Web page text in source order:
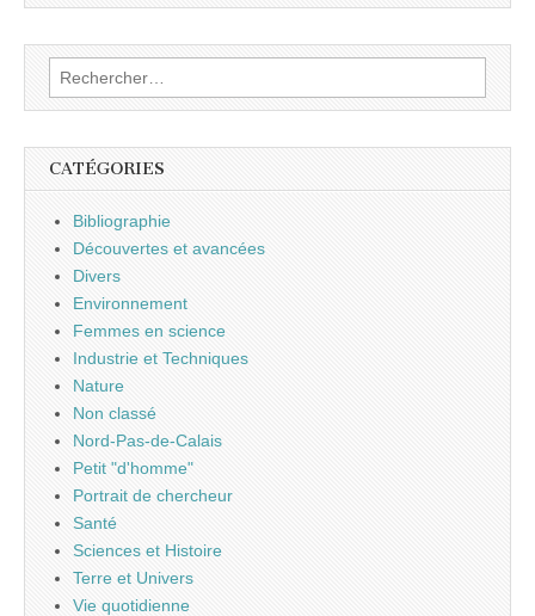
Rechercher :
CATÉGORIES
Bibliographie
Découvertes et avancées
Divers
Environnement
Femmes en science
Industrie et Techniques
Nature
Non classé
Nord-Pas-de-Calais
Petit "d'homme"
Portrait de chercheur
Santé
Sciences et Histoire
Terre et Univers
Vie quotidienne